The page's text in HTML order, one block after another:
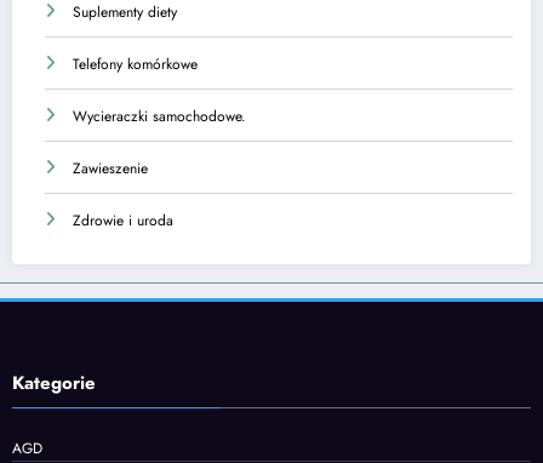
Suplementy diety
Telefony komórkowe
Wycieraczki samochodowe.
Zawieszenie
Zdrowie i uroda
Kategorie
AGD